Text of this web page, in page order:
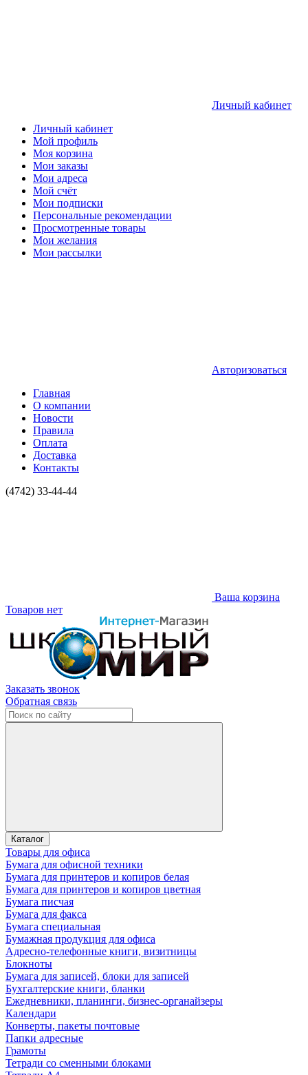
Личный кабинет
Личный кабинет
Мой профиль
Моя корзина
Мои заказы
Мои адреса
Мой счёт
Мои подписки
Персональные рекомендации
Просмотренные товары
Мои желания
Мои рассылки
Авторизоваться
Главная
О компании
Новости
Правила
Оплата
Доставка
Контакты
(4742) 33-44-44
Ваша корзина
Товаров нет
Заказать звонок
Обратная связь
Каталог
Товары для офиса
Бумага для офисной техники
Бумага для принтеров и копиров белая
Бумага для принтеров и копиров цветная
Бумага писчая
Бумага для факса
Бумага специальная
Бумажная продукция для офиса
Адресно-телефонные книги, визитницы
Блокноты
Бумага для записей, блоки для записей
Бухгалтерские книги, бланки
Ежедневники, планинги, бизнес-органайзеры
Календари
Конверты, пакеты почтовые
Папки адресные
Грамоты
Тетради со сменными блоками